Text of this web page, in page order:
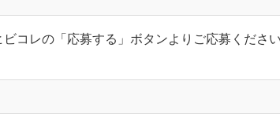
ビコレの「応募する」ボタンよりご応募くださ